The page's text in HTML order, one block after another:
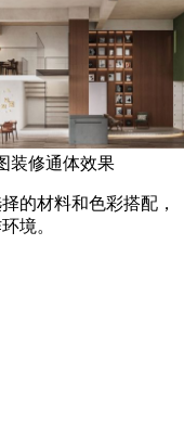
装修通体效果
的材料和色彩搭配，
境。